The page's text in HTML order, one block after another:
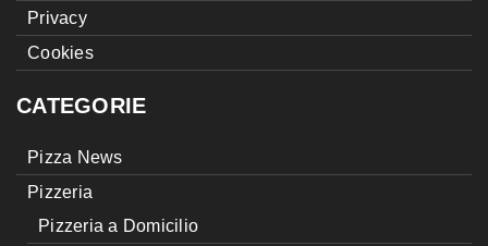
Privacy
Cookies
CATEGORIE
Pizza News
Pizzeria
Pizzeria a Domicilio